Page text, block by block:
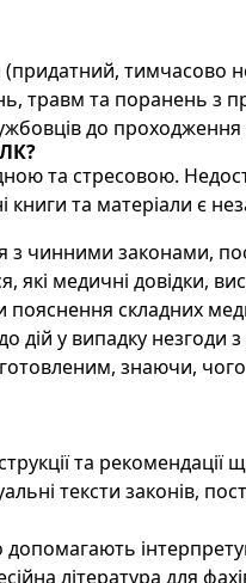
(придатний,
травм та поранень з
до
та стресовою.
книги та матеріали
з чинними законами,
які медичні довідки,
складних
дій у випадку незгоди
знаючи,
та рекомендації
тексти законів,
література для